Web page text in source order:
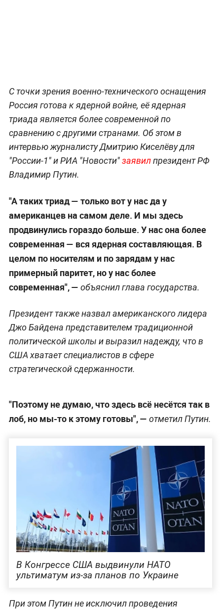
С точки зрения военно-технического оснащения
Россия готова к ядерной войне, её ядерная
триада является более современной по
сравнению с другими странами. Об этом в
интервью журналисту Дмитрию Киселёву для
"России-1" и РИА "Новости"заявилпрезидент РФ
Владимир Путин.
"А таких триад — только вот у нас да у
американцев на самом деле. И мы здесь
продвинулись гораздо больше. У нас она более
современная — вся ядерная составляющая. В
целом по носителям и по зарядам у нас
примерный паритет, но у нас более
современная", — объяснил глава государства.
Президент также назвал американского лидера
Джо Байдена представителем традиционной
политической школы и выразил надежду, что в
США хватает специалистов в сфере
стратегической сдержанности.
"Поэтому не думаю, что здесь всё несётся так в
лоб, но мы-то к этому готовы", — отметил Путин.
В Конгрессе США выдвинули НАТО
ультиматум из-за планов по Украине
При этом Путин не исключил проведения